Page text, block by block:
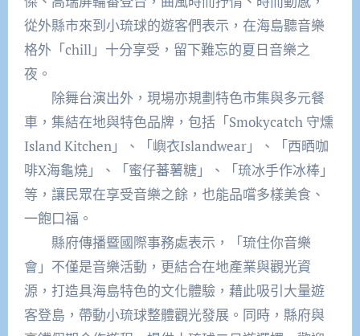
從外縣市來到小琉球的遊客們表示，在海島聽音樂
格外「chill」十分享受，留下難忘的夏日音樂之
夜。
除舞台演出外，現場亦規劃特色市集與多元餐
車，集結在地與特色品牌，包括「Smokycatch 守燻
Island Kitchen」、「嶼衣Islandwear」、「西晒咖
啡X海龜燒」、「蜜仔蕃薯糖」、「琉冰手作冰棒」
等，讓民眾在享受音樂之餘，也能品嚐多樣美食、
一飽口福。
縣府傳播暨國際事務處表示，「琉住你音樂
會」不僅是音樂活動，更結合在地產業與觀光資
源，打造具海島特色的文化體驗，藉此吸引大量遊
客登島，帶動小琉球整體觀光發展。同時，縣府與